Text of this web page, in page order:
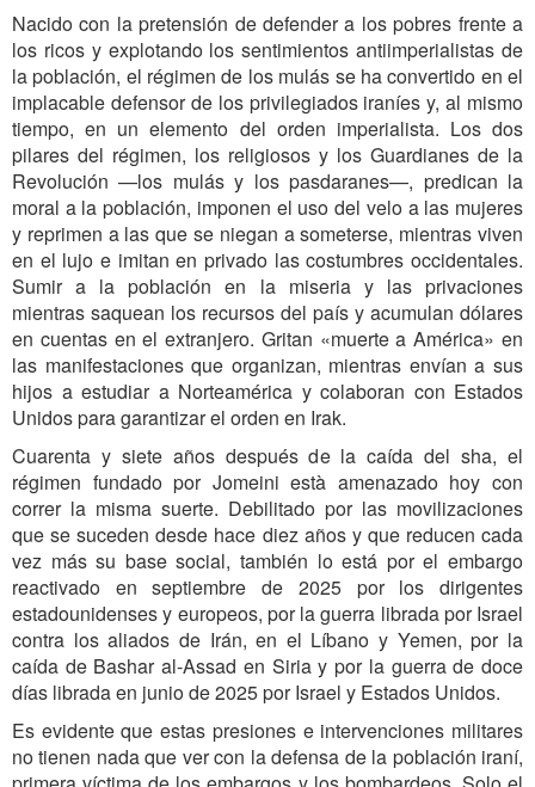
Nacido con la pretensión de defender a los pobres frente a
los ricos y explotando los sentimientos antiimperialistas de
la población, el régimen de los mulás se ha convertido en el
implacable defensor de los privilegiados iraníes y, al mismo
tiempo, en un elemento del orden imperialista. Los dos
pilares del régimen, los religiosos y los Guardianes de la
Revolución —los mulás y los pasdaranes—, predican la
moral a la población, imponen el uso del velo a las mujeres
y reprimen a las que se niegan a someterse, mientras viven
en el lujo e imitan en privado las costumbres occidentales.
Sumir a la población en la miseria y las privaciones
mientras saquean los recursos del país y acumulan dólares
en cuentas en el extranjero. Gritan «muerte a América» en
las manifestaciones que organizan, mientras envían a sus
hijos a estudiar a Norteamérica y colaboran con Estados
Unidos para garantizar el orden en Irak.
Cuarenta y siete años después de la caída del sha, el
régimen fundado por Jomeini està amenazado hoy con
correr la misma suerte. Debilitado por las movilizaciones
que se suceden desde hace diez años y que reducen cada
vez más su base social, también lo está por el embargo
reactivado en septiembre de 2025 por los dirigentes
estadounidenses y europeos, por la guerra librada por Israel
contra los aliados de Irán, en el Líbano y Yemen, por la
caída de Bashar al-Assad en Siria y por la guerra de doce
días librada en junio de 2025 por Israel y Estados Unidos.
Es evidente que estas presiones e intervenciones militares
no tienen nada que ver con la defensa de la población iraní,